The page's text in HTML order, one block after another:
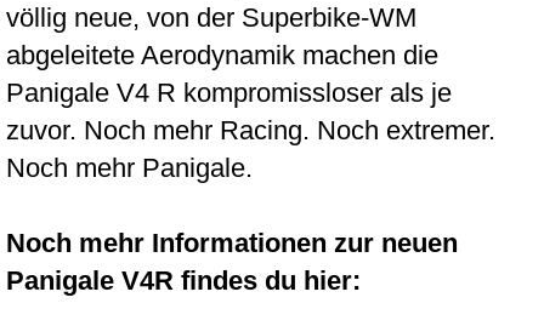
völlig neue, von der Superbike-WM
abgeleitete Aerodynamik machen die
Panigale V4 R kompromissloser als je
zuvor. Noch mehr Racing. Noch extremer.
Noch mehr Panigale.
Noch mehr Informationen zur neuen
Panigale V4R findes du hier: